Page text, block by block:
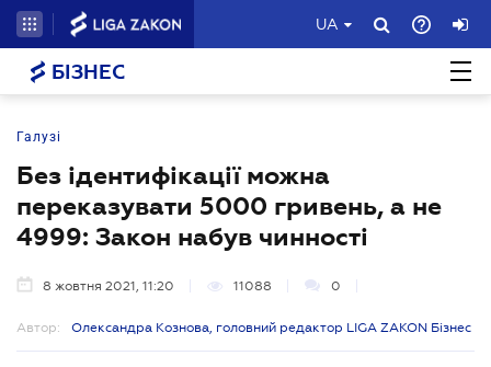
UA
БІЗНЕС
Галузі
Без ідентифікації можна
переказувати 5000 гривень, а не
4999: Закон набув чинності
8 жовтня 2021, 11:20 11088 0
Автор: Олександра Кознова, головний редактор LIGA ZAKON Бізнес